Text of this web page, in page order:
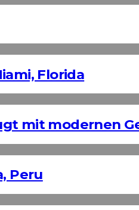
Florida
mit modernen
Peru